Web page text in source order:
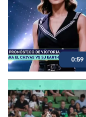
0:59